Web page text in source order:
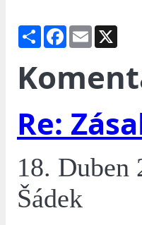
Share Facebook
Email
Re:
18. Duben
Šádek